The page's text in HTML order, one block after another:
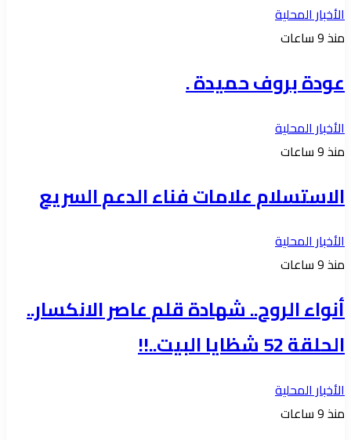
الأخبار المحلية
منذ 9 ساعات
عودة بروف حميدة .
الأخبار المحلية
منذ 9 ساعات
الاستسلام علامات فناء الدعم السريع
الأخبار المحلية
منذ 9 ساعات
أنواء الروح.. شهادة قلم عاصر الانكسار..
الحلقة 52 شظايا البيت..!!
الأخبار المحلية
منذ 9 ساعات